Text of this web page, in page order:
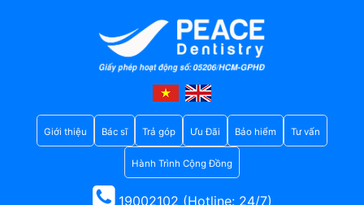
Giới thiệu Bác sĩ Trả góp Ưu Đãi Bảo hiểm Tư vấn
Hành Trình Cộng Đồng
19002102 (Hotline: 24/7)